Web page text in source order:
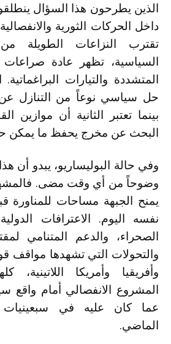
الذين يطرحون هذا السؤال
داخل الحركات الثورية
تقترب النزاعات الطويلة
السياسية، تظهر عادة صراعات
المتشددة والتيارات
حل سياسي نوعاً من التنازل
بينما تعتبر الثانية أن موازين
البحث عن مخرج يحفظ ما يمكن
وفي حالة البوليساريو، يبدو أن
وضوحاً من أي وقت مضى.
يمنح الجبهة مساحات للمناورة
نفسه اليوم. الاعترافات
الصحراء، والدعم المتنامي
والتحولات التي تشهدها مواقف
وأفريقيا وأمريكا
المشروع الانفصالي أمام واقع
عما كان عليه في سبعينيات
الماضي.